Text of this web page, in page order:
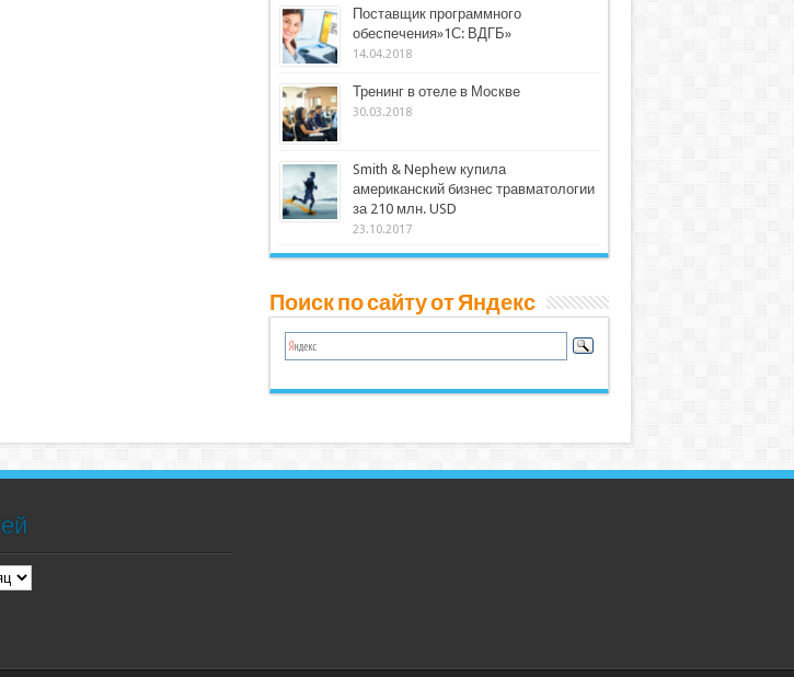
Поставщик программного
обеспечения»1С: ВДГБ»
14.04.2018
Тренинг в отеле в Москве
30.03.2018
Smith & Nephew купила
американский бизнес травматологии
за 210 млн. USD
23.10.2017
Поиск по сайту от Яндекс